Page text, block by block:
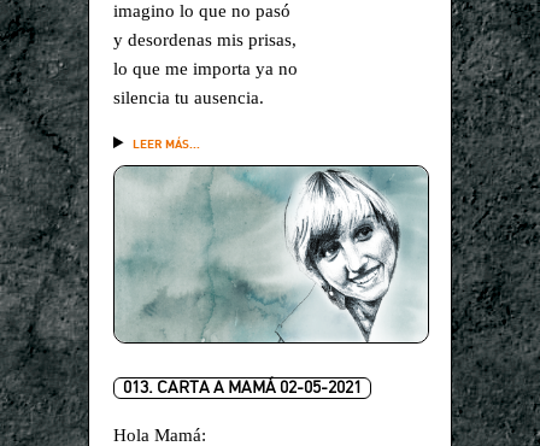
imagino lo que no pasó
y desordenas mis prisas,
lo que me importa ya no
silencia tu ausencia.
LEER MÁS...
013. CARTA A MAMÁ 02-05-2021
Hola Mamá: